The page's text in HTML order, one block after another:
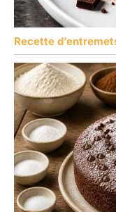
Recette